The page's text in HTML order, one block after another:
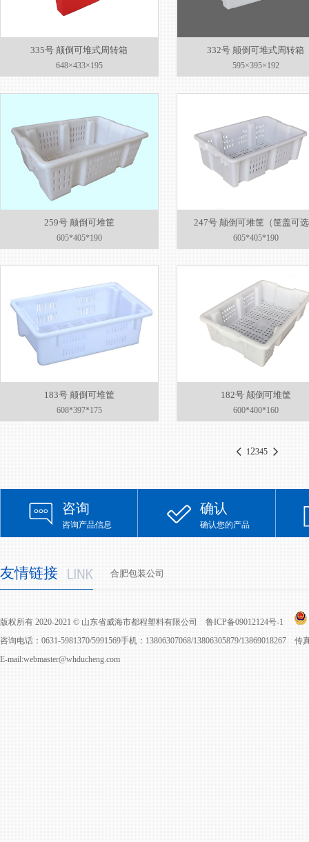
335号 颠倒可堆式周转箱
648×433×195
332号 颠倒可堆式周转箱
595×395×192
259号 颠倒可堆筐
605*405*190
247号 颠倒可堆筐（筐盖可
605*405*190
183号 颠倒可堆筐
608*397*175
182号 颠倒可堆筐
600*400*160
12345
咨询
咨询产品信息
确认
确认您的产品
友情链接 合肥包装公司
版权所有 2020-2021 © 山东省威海市都程塑料有限公司 鲁ICP备09012124号-1
咨询电话：0631-5981370/5991569手机：13806307068/13806305879/13869018267
E-mail:webmaster@whducheng.com